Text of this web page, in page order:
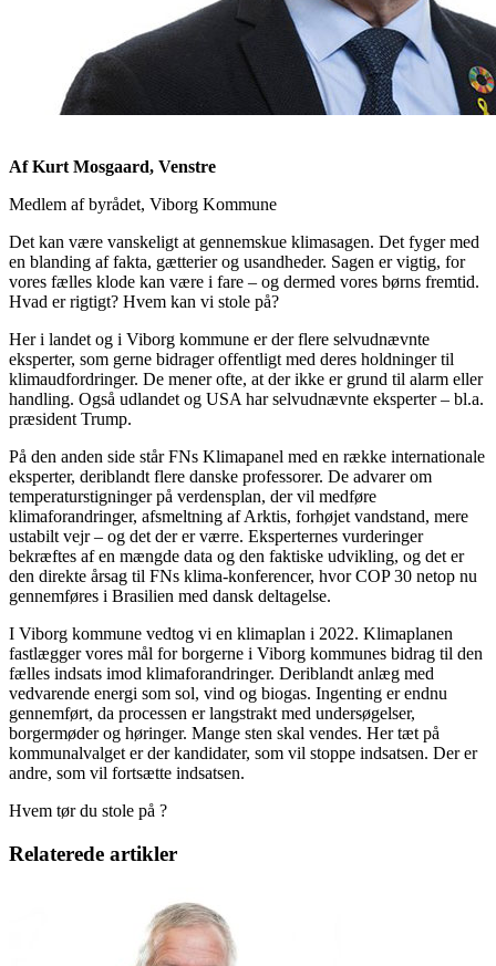
Af Kurt Mosgaard, Venstre
Medlem af byrådet, Viborg Kommune
Det kan være vanskeligt at gennemskue klimasagen. Det fyger med
en blanding af fakta, gætterier og usandheder. Sagen er vigtig, for
vores fælles klode kan være i fare – og dermed vores børns fremtid.
Hvad er rigtigt? Hvem kan vi stole på?
Her i landet og i Viborg kommune er der flere selvudnævnte
eksperter, som gerne bidrager offentligt med deres holdninger til
klimaudfordringer. De mener ofte, at der ikke er grund til alarm eller
handling. Også udlandet og USA har selvudnævnte eksperter – bl.a.
præsident Trump.
På den anden side står FNs Klimapanel med en række internationale
eksperter, deriblandt flere danske professorer. De advarer om
temperaturstigninger på verdensplan, der vil medføre
klimaforandringer, afsmeltning af Arktis, forhøjet vandstand, mere
ustabilt vejr – og det der er værre. Eksperternes vurderinger
bekræftes af en mængde data og den faktiske udvikling, og det er
den direkte årsag til FNs klima-konferencer, hvor COP 30 netop nu
gennemføres i Brasilien med dansk deltagelse.
I Viborg kommune vedtog vi en klimaplan i 2022. Klimaplanen
fastlægger vores mål for borgerne i Viborg kommunes bidrag til den
fælles indsats imod klimaforandringer. Deriblandt anlæg med
vedvarende energi som sol, vind og biogas. Ingenting er endnu
gennemført, da processen er langstrakt med undersøgelser,
borgermøder og høringer. Mange sten skal vendes. Her tæt på
kommunalvalget er der kandidater, som vil stoppe indsatsen. Der er
andre, som vil fortsætte indsatsen.
Hvem tør du stole på ?
Relaterede artikler